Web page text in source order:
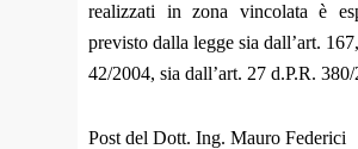
realizzati in zona vincolata è
previsto dalla legge sia dall’art.
42/2004, sia dall’art. 27 d.P.R.
Post del Dott. Ing. Mauro Federici